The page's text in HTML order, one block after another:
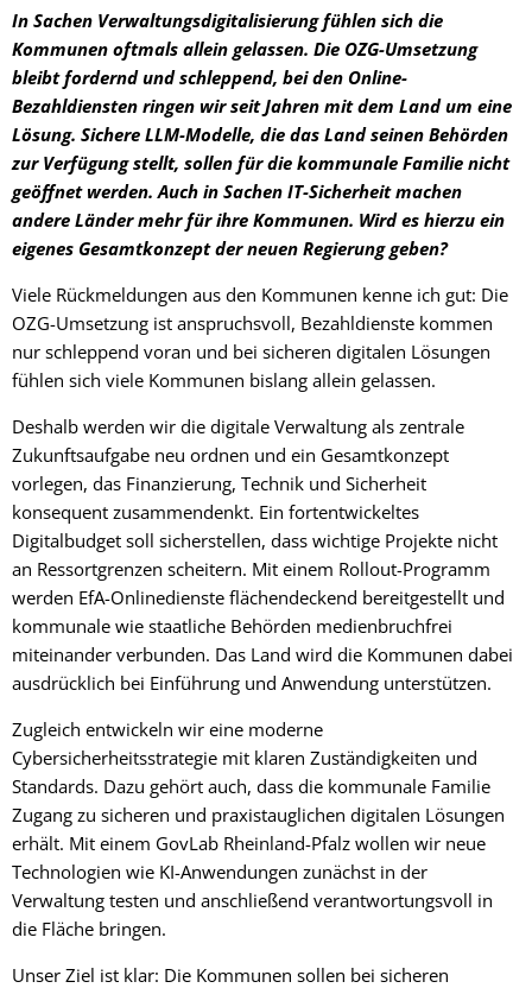
In Sachen Verwaltungsdigitalisierung fühlen sich die
Kommunen oftmals allein gelassen. Die OZG-Umsetzung
bleibt fordernd und schleppend, bei den Online-
Bezahldiensten ringen wir seit Jahren mit dem Land um eine
Lösung. Sichere LLM-Modelle, die das Land seinen Behörden
zur Verfügung stellt, sollen für die kommunale Familie nicht
geöffnet werden. Auch in Sachen IT-Sicherheit machen
andere Länder mehr für ihre Kommunen. Wird es hierzu ein
eigenes Gesamtkonzept der neuen Regierung geben?
Viele Rückmeldungen aus den Kommunen kenne ich gut: Die
OZG-Umsetzung ist anspruchsvoll, Bezahldienste kommen
nur schleppend voran und bei sicheren digitalen Lösungen
fühlen sich viele Kommunen bislang allein gelassen.
Deshalb werden wir die digitale Verwaltung als zentrale
Zukunftsaufgabe neu ordnen und ein Gesamtkonzept
vorlegen, das Finanzierung, Technik und Sicherheit
konsequent zusammendenkt. Ein fortentwickeltes
Digitalbudget soll sicherstellen, dass wichtige Projekte nicht
an Ressortgrenzen scheitern. Mit einem Rollout-Programm
werden EfA-Onlinedienste flächendeckend bereitgestellt und
kommunale wie staatliche Behörden medienbruchfrei
miteinander verbunden. Das Land wird die Kommunen dabei
ausdrücklich bei Einführung und Anwendung unterstützen.
Zugleich entwickeln wir eine moderne
Cybersicherheitsstrategie mit klaren Zuständigkeiten und
Standards. Dazu gehört auch, dass die kommunale Familie
Zugang zu sicheren und praxistauglichen digitalen Lösungen
erhält. Mit einem GovLab Rheinland-Pfalz wollen wir neue
Technologien wie KI-Anwendungen zunächst in der
Verwaltung testen und anschließend verantwortungsvoll in
die Fläche bringen.
Unser Ziel ist klar: Die Kommunen sollen bei sicheren